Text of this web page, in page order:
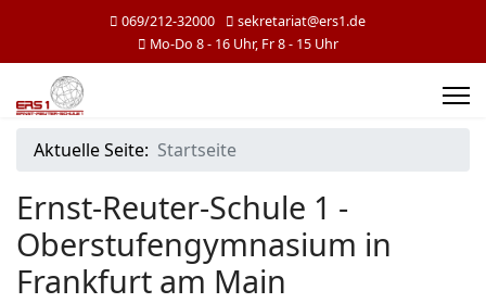
069/212-32000
sekretariat@ers1.de
Mo-Do 8 - 16 Uhr, Fr 8 - 15 Uhr
Aktuelle Seite: Startseite
Ernst-Reuter-Schule 1 -
Oberstufengymnasium in
Frankfurt am Main